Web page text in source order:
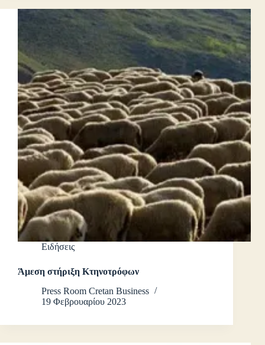
Ειδήσεις
Άμεση στήριξη Κτηνοτρόφων
Press Room Cretan Business
19 Φεβρουαρίου 2023